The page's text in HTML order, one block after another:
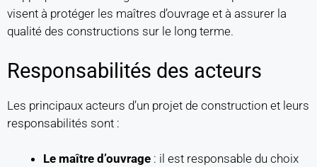
visent à protéger les maîtres d’ouvrage et à assurer la
qualité des constructions sur le long terme.
Responsabilités des acteurs
Les principaux acteurs d’un projet de construction et leurs
responsabilités sont :
Le maître d’ouvrage : il est responsable du choix